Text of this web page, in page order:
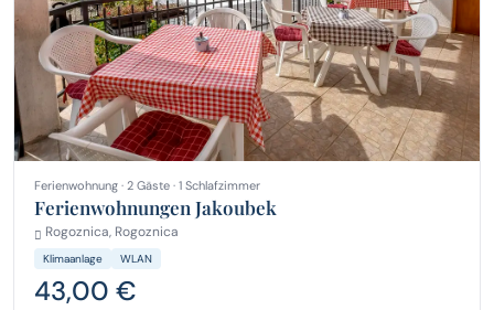
Ferienwohnung · 2 Gäste · 1 Schlafzimmer
Ferienwohnungen Jakoubek
Rogoznica, Rogoznica
Klimaanlage WLAN
43,00 €